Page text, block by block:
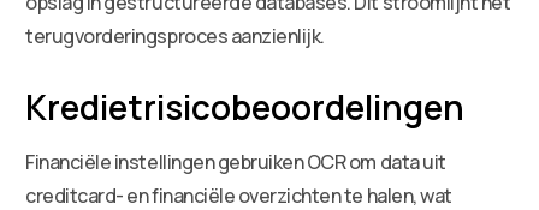
terugvorderingsproces aanzienlijk.
Kredietrisicobeoordelingen
Financiële instellingen gebruiken OCR om data uit
creditcard- en financiële overzichten te halen, wat